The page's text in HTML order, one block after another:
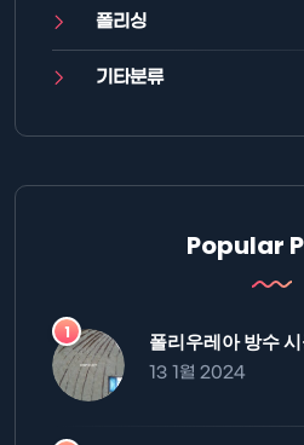
폴리싱
기타분류
Popular
폴리우레아 방수
13 1월 2024